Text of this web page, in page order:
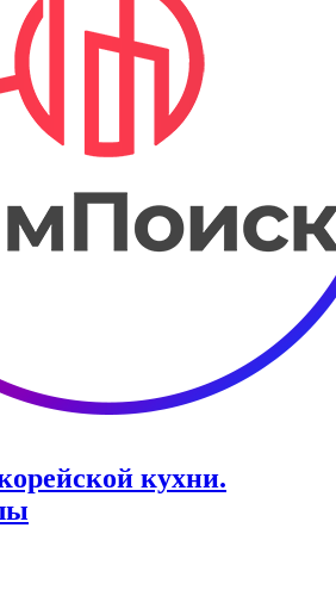
кухни.